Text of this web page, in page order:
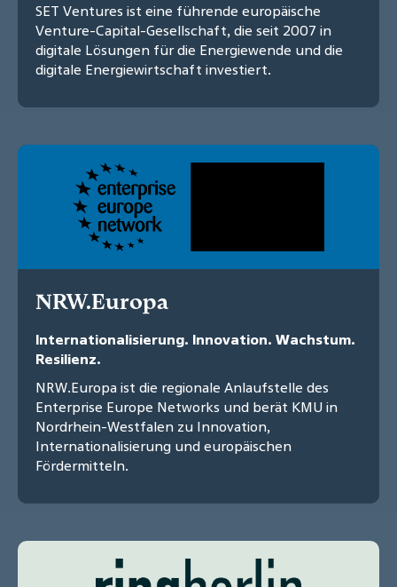
SET Ventures ist eine führende europäische
Venture-Capital-Gesellschaft, die seit 2007 in
digitale Lösungen für die Energiewende und die
digitale Energiewirtschaft investiert.
NRW.Europa
Internationalisierung. Innovation. Wachstum.
Resilienz.
NRW.Europa ist die regionale Anlaufstelle des
Enterprise Europe Networks und berät KMU in
Nordrhein-Westfalen zu Innovation,
Internationalisierung und europäischen
Fördermitteln.